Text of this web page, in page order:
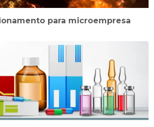
para microempresa